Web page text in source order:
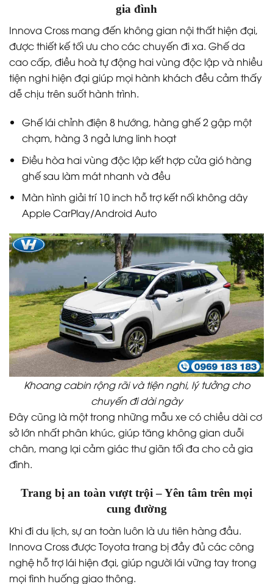
gia đình
Innova Cross mang đến không gian nội thất hiện đại,
được thiết kế tối ưu cho các chuyến đi xa. Ghế da
cao cấp, điều hoà tự động hai vùng độc lập và nhiều
tiện nghi hiện đại giúp mọi hành khách đều cảm thấy
dễ chịu trên suốt hành trình.
Ghế lái chỉnh điện 8 hướng, hàng ghế 2 gập một
chạm, hàng 3 ngả lưng linh hoạt
Điều hòa hai vùng độc lập kết hợp cửa gió hàng
ghế sau làm mát nhanh và đều
Màn hình giải trí 10 inch hỗ trợ kết nối không dây
Apple CarPlay/Android Auto
Khoang cabin rộng rãi và tiện nghi, lý tưởng cho
chuyến đi dài ngày
Đây cũng là một trong những mẫu xe có chiều dài cơ
sở lớn nhất phân khúc, giúp tăng không gian duỗi
chân, mang lại cảm giác thư giãn tối đa cho cả gia
đình.
Trang bị an toàn vượt trội – Yên tâm trên mọi
cung đường
Khi đi du lịch, sự an toàn luôn là ưu tiên hàng đầu.
Innova Cross được Toyota trang bị đầy đủ các công
nghệ hỗ trợ lái hiện đại, giúp người lái vững tay trong
mọi tình huống giao thông.